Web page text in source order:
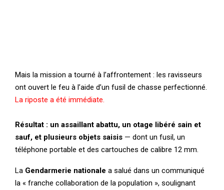
Mais la mission a tourné à l’affrontement : les ravisseurs
ont ouvert le feu à l’aide d’un fusil de chasse perfectionné.
La riposte a été immédiate.
Résultat : un assaillant abattu, un otage libéré sain et
sauf, et plusieurs objets saisis — dont un fusil, un
téléphone portable et des cartouches de calibre 12 mm.
La Gendarmerie nationale a salué dans un communiqué
la « franche collaboration de la population », soulignant